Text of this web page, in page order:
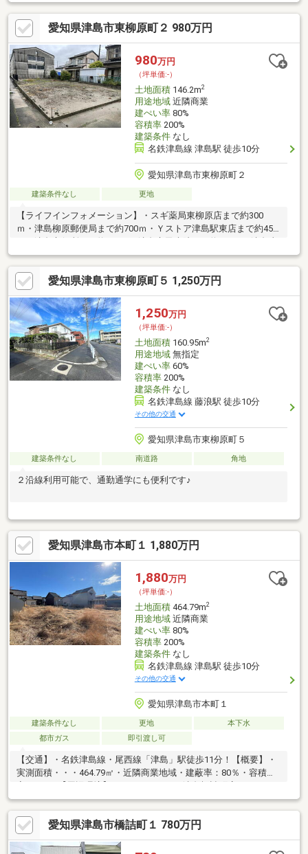
南小学校/天王中学校◆解体更地渡し◆名鉄津島駅まで徒歩約10
分◆間口約13ｍ◆閑静な住宅街※写真をクリックすると、詳細を
ご覧いただけます。勤続年数が短い方・自営業者・他に借り入れ
があるなどまずはお気軽にご相談ください！豊富な実績をもとに
最適な住宅ローンをご提案！
愛知県津島市東柳原町２ 980万円
980万円
（坪単価:-）
土地面積146.2m2
用途地域近隣商業
建ぺい率80%
容積率200%
建築条件なし
名鉄津島線 津島駅 徒歩10分
愛知県津島市東柳原町２
建築条件なし 更地
【ライフインフォメーション】・スギ薬局東柳原店まで約300
ｍ・津島柳原郵便局まで約700ｍ・Ｙストア津島駅東店まで約450
小学校まで約180ｍ・藤浪中学校まで約850ｍ
愛知県津島市東柳原町５ 1,250万円
1,250万円
（坪単価:-）
土地面積160.95m2
用途地域無指定
建ぺい率60%
容積率200%
建築条件なし
名鉄津島線 藤浪駅 徒歩10分
その他の交通
愛知県津島市東柳原町５
建築条件なし 南道路 角地
２沿線利用可能で、通勤通学にも便利です♪
愛知県津島市本町１ 1,880万円
1,880万円
（坪単価:-）
土地面積464.79m2
用途地域近隣商業
建ぺい率80%
容積率200%
建築条件なし
名鉄津島線 津島駅 徒歩10分
その他の交通
愛知県津島市本町１
建築条件なし 更地
本下水
都市ガス
即引渡し可
【交通】・名鉄津島線・尾西線「津島」駅徒歩11分！【概要】・
実測面積・・・464.79㎡・近隣商業地域・建蔽率：80％・容積
で・・・390ｍ（徒歩5分）・ドラッグスギヤマ津島北店ま
で・・・690ｍ（徒歩9分）・フィール津島店まで・・・660ｍ
（徒歩9分）○資料請求・現地のご見学はお気軽にお問い合わせく
ださい♪三井住友トラスト不動産 名古屋センター【０１２０－８
８－００７６】
愛知県津島市橋詰町１ 780万円